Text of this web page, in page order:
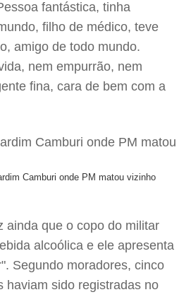
fantástica, tinha
filho de médico, teve
amigo de todo mundo.
nem empurrão, nem
fina, cara de bem com a
Camburi onde PM matou vizinho
ainda que o copo do militar
alcoólica e ele apresenta
Segundo moradores, cinco
haviam sido registradas no